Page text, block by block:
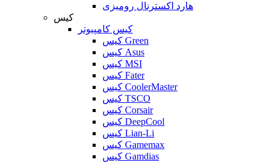
هارد اکسترنال رومیزی
کیس
کیس کامپیوتر
کیس Green
کیس Asus
کیس MSI
کیس Fater
کیس CoolerMaster
کیس TSCO
کیس Corsair
کیس DeepCool
کیس Lian-Li
کیس Gamemax
کیس Gamdias